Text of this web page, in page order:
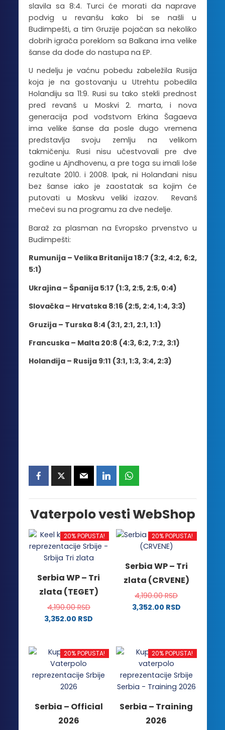
slavila sa 8:4. Turci će morati da naprave
podvig u revanšu kako bi se našli u
Budimpešti, a tim Gruzije pojačan sa nekoliko
dobrih igrača poreklom sa Balkana ima velike
šanse da dođe do nastupa na EP.
U nedelju je vaćnu pobedu zabeležila Rusija
koja je na gostovanju u Utrehtu pobedila
Holandiju sa 11:9. Rusi su tako stekli prednost
pred revanš u Moskvi 2. marta, i nova
generacija pod vođstvom Erkina Šagaeva
ima velike šanse da posle dugo vremena
predstavlja svoju zemlju na velikom
takmičenju. Rusi nisu učestvovali pre dve
godine u Ajndhovenu, a pre toga su imali loše
rezultate 2010. i 2008. Ipak, ni Holanđani nisu
bez šanse iako je zaostatak sa kojim će
putovati u Moskvu veliki izazov. Revanš
mečevi su na programu za dve nedelje.
Baraž za plasman na Evropsko prvenstvo u
Budimpešti:
Rumunija – Velika Britanija 18:7 (3:2, 4:2, 6:2,
5:1)
Ukrajina – Španija 5:17 (1:3, 2:5, 2:5, 0:4)
Slovačka – Hrvatska 8:16 (2:5, 2:4, 1:4, 3:3)
Gruzija – Turska 8:4 (3:1, 2:1, 2:1, 1:1)
Francuska – Malta 20:8 (4:3, 6:2, 7:2, 3:1)
Holandija – Rusija 9:11 (3:1, 1:3, 3:4, 2:3)
Vaterpolo vesti WebShop
20% POPUSTA!
Serbia WP – Tri
zlata (TEGET)
4,190.00RSD
3,352.00 RSD
ima
više
varijanti.
Opcije
biti
izabrane
20% POPUSTA!
Serbia WP – Tri
zlata (CRVENE)
4,190.00RSD
3,352.00 RSD
više
varijanti.
Opcije
mogu
izabrane
na
20% POPUSTA!
Serbia – Official
2026
20% POPUSTA!
Serbia – Training
2026